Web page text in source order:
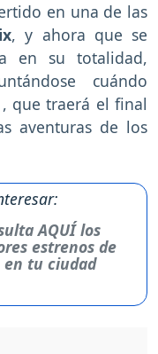
en una de las
, y ahora que se
en su totalidad,
cuándo
que traerá el final
aventuras de los
AQUÍ los
estrenos de
en tu ciudad